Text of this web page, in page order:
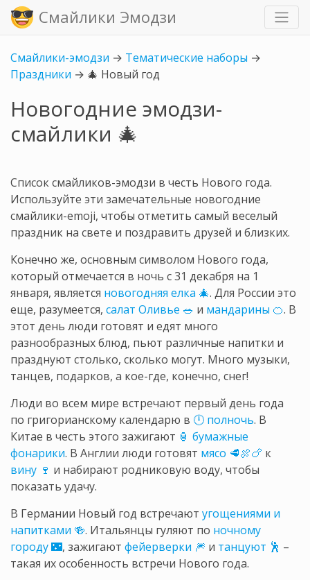
Смайлики Эмодзи
Смайлики-эмодзи → Тематические наборы →
Праздники → 🎄 Новый год
Новогодние эмодзи-
смайлики 🎄
Список смайликов-эмодзи в честь Нового года.
Используйте эти замечательные новогодние
смайлики-emoji, чтобы отметить самый веселый
праздник на свете и поздравить друзей и близких.
Конечно же, основным символом Нового года,
который отмечается в ночь с 31 декабря на 1
января, является новогодняя елка 🎄. Для России это
еще, разумеется, салат Оливье 🥗 и мандарины 🍊. В
этот день люди готовят и едят много
разнообразных блюд, пьют различные напитки и
празднуют столько, сколько могут. Много музыки,
танцев, подарков, а кое-где, конечно, снег!
Люди во всем мире встречают первый день года
по григорианскому календарю в 🕛 полночь. В
Китае в честь этого зажигают 🏮 бумажные
фонарики. В Англии люди готовят мясо 🥩🍖🍗 к
вину 🍷 и набирают родниковую воду, чтобы
показать удачу.
В Германии Новый год встречают угощениями и
напитками 🍻. Итальянцы гуляют по ночному
городу 🌃, зажигают фейерверки 🎆 и танцуют 🕺 –
такая их особенность встречи Нового года.